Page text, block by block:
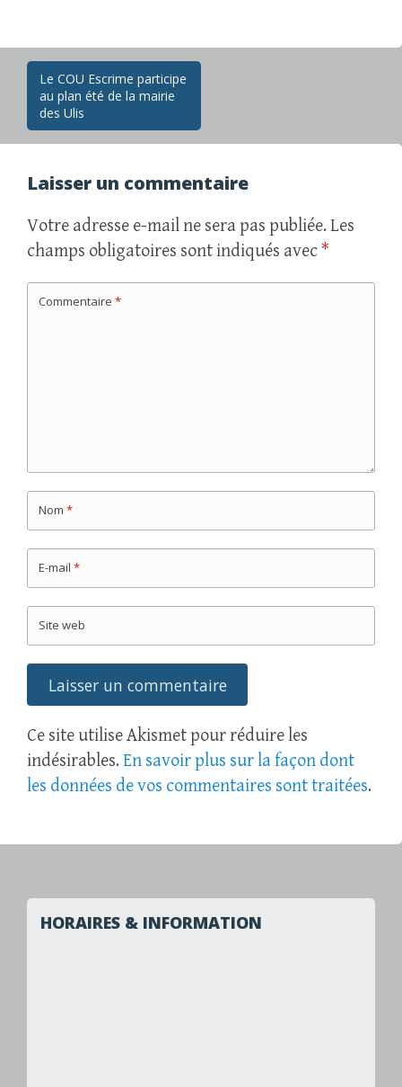
Navigation
des
articles
Le COU Escrime participe
au plan été de la mairie
des Ulis
Laisser un commentaire
Votre adresse e-mail ne sera pas publiée. Les
champs obligatoires sont indiqués avec *
Commentaire *
Nom *
E-mail *
Site web
Ce site utilise Akismet pour réduire les
indésirables. En savoir plus sur la façon dont
les données de vos commentaires sont traitées.
HORAIRES & INFORMATION